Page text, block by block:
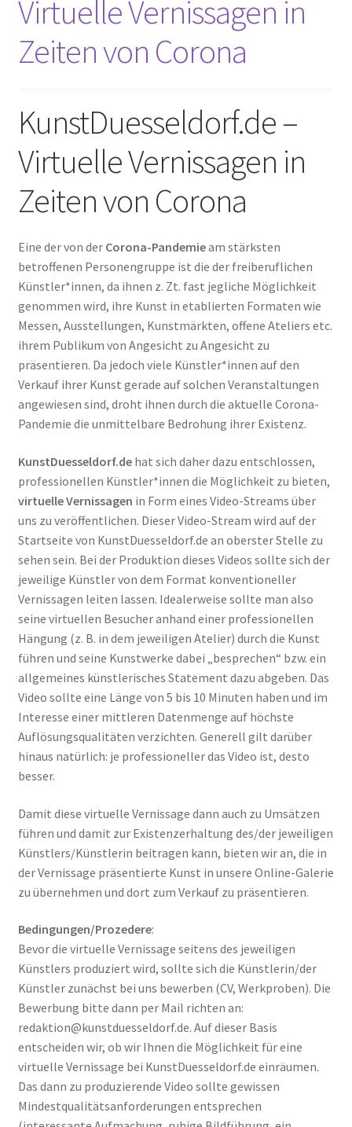
Virtuelle Vernissagen in
Zeiten von Corona
KunstDuesseldorf.de –
Virtuelle Vernissagen in
Zeiten von Corona
Eine der von der Corona-Pandemieam stärksten
betroffenen Personengruppe ist die der freiberuflichen
Künstler*innen, da ihnen z. Zt. fast jegliche Möglichkeit
genommen wird, ihre Kunst in etablierten Formaten wie
Messen, Ausstellungen, Kunstmärkten, offene Ateliers etc.
ihrem Publikum von Angesicht zu Angesicht zu
präsentieren. Da jedoch viele Künstler*innen auf den
Verkauf ihrer Kunst gerade auf solchen Veranstaltungen
angewiesen sind, droht ihnen durch die aktuelle Corona-
Pandemie die unmittelbare Bedrohung ihrer Existenz.
KunstDuesseldorf.dehat sich daher dazu entschlossen,
professionellen Künstler*innen die Möglichkeit zu bieten,
virtuelle Vernissagen in Form eines Video-Streams über
uns zu veröffentlichen. Dieser Video-Stream wird auf der
Startseite von KunstDuesseldorf.de an oberster Stelle zu
sehen sein. Bei der Produktion dieses Videos sollte sich der
jeweilige Künstler von dem Format konventioneller
Vernissagen leiten lassen. Idealerweise sollte man also
seine virtuellen Besucher anhand einer professionellen
Hängung (z. B. in dem jeweiligen Atelier) durch die Kunst
führen und seine Kunstwerke dabei „besprechen“ bzw. ein
allgemeines künstlerisches Statement dazu abgeben. Das
Video sollte eine Länge von 5 bis 10 Minuten haben und im
Interesse einer mittleren Datenmenge auf höchste
Auflösungsqualitäten verzichten. Generell gilt darüber
hinaus natürlich: je professioneller das Video ist, desto
besser.
Damit diese virtuelle Vernissage dann auch zu Umsätzen
führen und damit zur Existenzerhaltung des/der jeweiligen
Künstlers/Künstlerin beitragen kann, bieten wir an, die in
der Vernissage präsentierte Kunst in unsere Online-Galerie
zu übernehmen und dort zum Verkauf zu präsentieren.
Bedingungen/Prozedere:
Bevor die virtuelle Vernissage seitens des jeweiligen
Künstlers produziert wird, sollte sich die Künstlerin/der
Künstler zunächst bei uns bewerben (CV, Werkproben). Die
Bewerbung bitte dann per Mail richten an:
redaktion@kunstduesseldorf.de. Auf dieser Basis
entscheiden wir, ob wir Ihnen die Möglichkeit für eine
virtuelle Vernissage bei KunstDuesseldorf.de einräumen.
Das dann zu produzierende Video sollte gewissen
Mindestqualitätsanforderungen entsprechen